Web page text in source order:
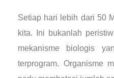
Setiap hari lebih dari 50
kita. Ini bukanlah
mekanisme biologis
terprogram. Organisme